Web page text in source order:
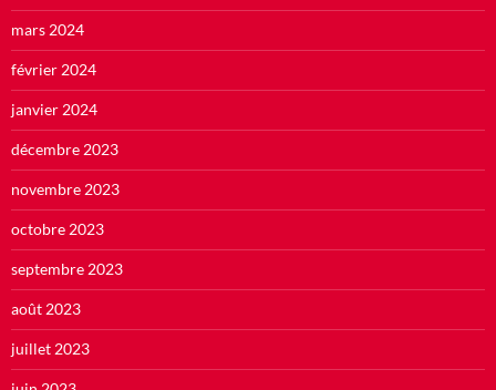
mars 2024
février 2024
janvier 2024
décembre 2023
novembre 2023
octobre 2023
septembre 2023
août 2023
juillet 2023